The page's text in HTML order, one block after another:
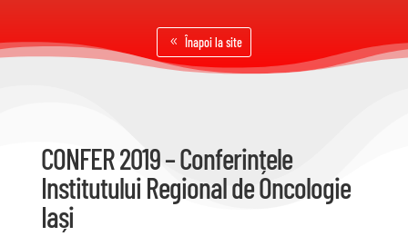
Înapoi la site
CONFER 2019 – Conferințele
Institutului Regional de Oncologie
Iași